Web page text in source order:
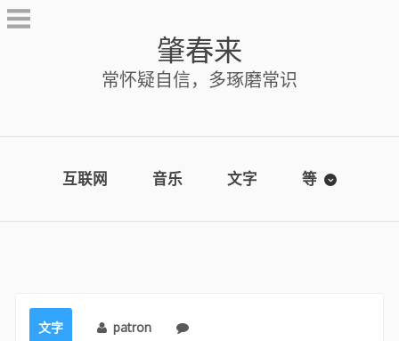
Skip
to
肇春来
常怀疑自信，多琢磨常识
互联网 音乐 文字 等
文字 patron